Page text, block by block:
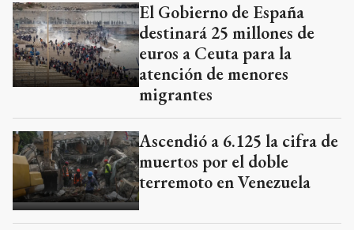
El Gobierno de España
destinará 25 millones de
euros a Ceuta para la
atención de menores
migrantes
Ascendió a 6.125 la cifra de
muertos por el doble
terremoto en Venezuela